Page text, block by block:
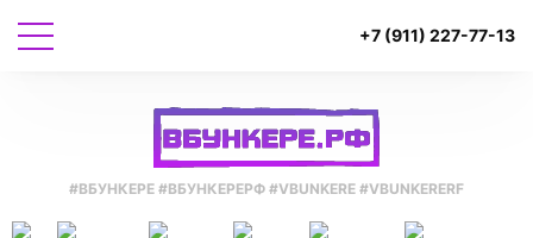
+7 (911) 227-77-13
#ВБУНКEРE #ВБУНКEРEРФ #VBUNKERE #VBUNKERERF